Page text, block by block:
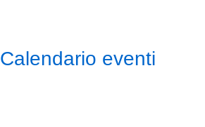
Calendario eventi